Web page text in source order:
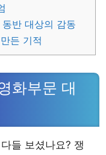
반 대상의 감동
든 기적
화부문 대
들 보셨나요? 쟁